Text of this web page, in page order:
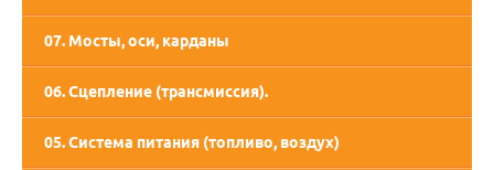
07. Мосты, оси, карданы
06. Сцепление (трансмиссия).
05. Система питания (топливо, воздух)